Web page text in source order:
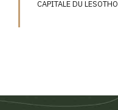
CAPITALE DU LESOTHO